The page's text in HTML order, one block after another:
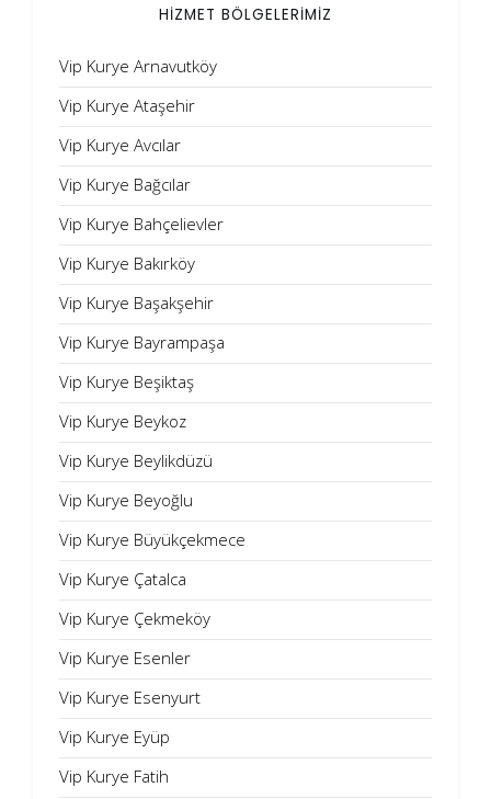
HİZMET BÖLGELERİMİZ
Vip Kurye Arnavutköy
Vip Kurye Ataşehir
Vip Kurye Avcılar
Vip Kurye Bağcılar
Vip Kurye Bahçelievler
Vip Kurye Bakırköy
Vip Kurye Başakşehir
Vip Kurye Bayrampaşa
Vip Kurye Beşiktaş
Vip Kurye Beykoz
Vip Kurye Beylikdüzü
Vip Kurye Beyoğlu
Vip Kurye Büyükçekmece
Vip Kurye Çatalca
Vip Kurye Çekmeköy
Vip Kurye Esenler
Vip Kurye Esenyurt
Vip Kurye Eyüp
Vip Kurye Fatih